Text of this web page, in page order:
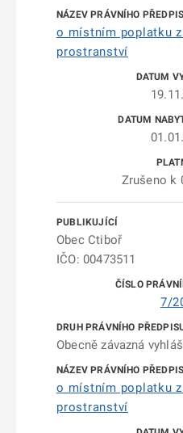
o místním poplatku
prostranství
Zrušeno k
Obec Ctiboř
IČO: 00473511
7/
Obecně závazná
o místním poplatku
prostranství